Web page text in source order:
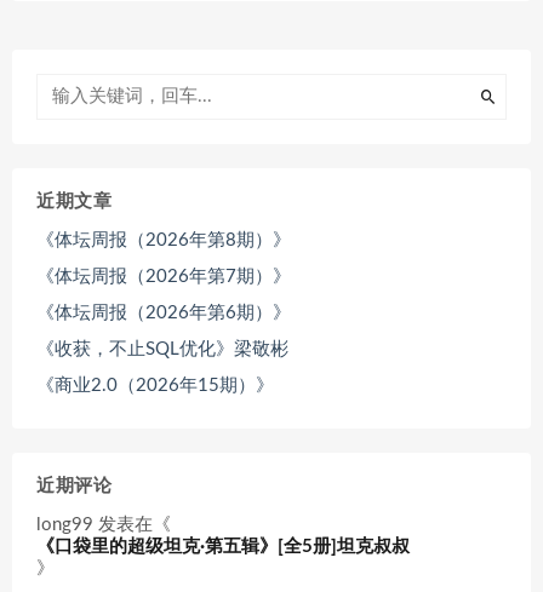
近期文章
《体坛周报（2026年第8期）》
《体坛周报（2026年第7期）》
《体坛周报（2026年第6期）》
《收获，不止SQL优化》梁敬彬
《商业2.0（2026年15期）》
近期评论
long99 发表在《
《口袋里的超级坦克·第五辑》[全5册]坦克叔叔
》